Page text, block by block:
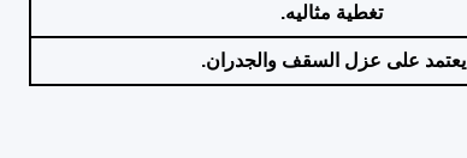
تغطية مثاليه.
يعتمد على عزل السقف والجدران.